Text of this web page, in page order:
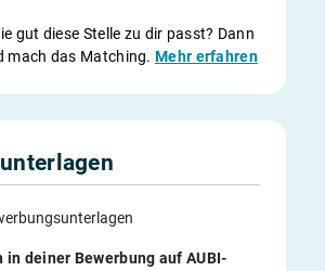
gut diese Stelle zu dir passt? Dann
mach das Matching.Mehr erfahren
in deiner Bewerbung auf AUBI-